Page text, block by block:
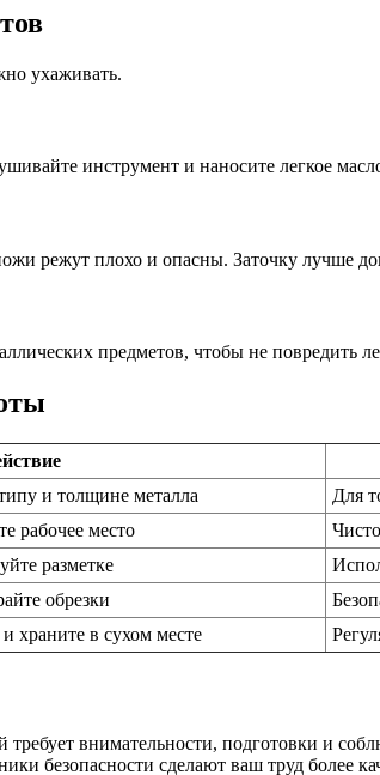
ухаживать.
инструмент и наносите легкое
режут плохо и опасны. Заточку лучше
предметов, чтобы не повредить
и толщине металла
Для
рабочее место
разметке
обрезки
храните в сухом месте
внимательности, подготовки и
безопасности сделают ваш труд